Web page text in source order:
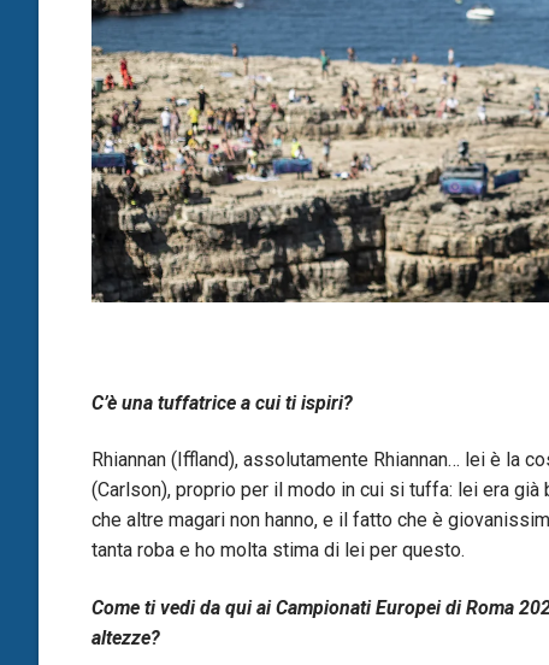
C’è una tuffatrice a cui ti ispiri?
Rhiannan (Iffland), assolutamente Rhiannan… lei è la
(Carlson), proprio per il modo in cui si tuffa: lei era
che altre magari non hanno, e il fatto che è
tanta roba e ho molta stima di lei per questo.
Come ti vedi da qui ai Campionati Europei di Roma
altezze?